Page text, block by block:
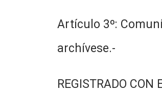
Artículo 3º:
archívese.-
REGISTRADO